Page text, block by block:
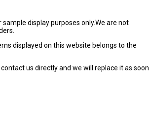
display purposes only.We are not
displayed on this website belongs to the
us directly and we will replace it as soon